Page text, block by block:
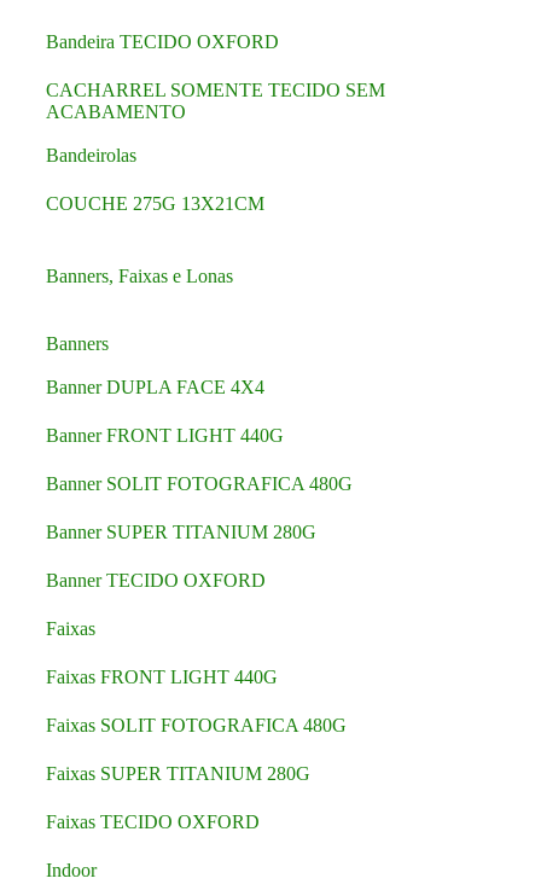
Bandeira TECIDO OXFORD
CACHARREL SOMENTE TECIDO SEM
ACABAMENTO
Bandeirolas
COUCHE 275G 13X21CM
Banners, Faixas e Lonas
Banners
Banner DUPLA FACE 4X4
Banner FRONT LIGHT 440G
Banner SOLIT FOTOGRAFICA 480G
Banner SUPER TITANIUM 280G
Banner TECIDO OXFORD
Faixas
Faixas FRONT LIGHT 440G
Faixas SOLIT FOTOGRAFICA 480G
Faixas SUPER TITANIUM 280G
Faixas TECIDO OXFORD
Indoor